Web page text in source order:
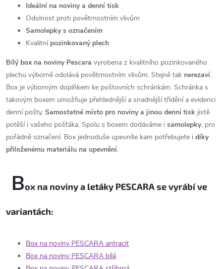
Ideální na noviny a denní tisk
Odolnost proti povětrnostním vlivům
Samolepky s označením
Kvalitní pozinkovaný plech
Bílý box na noviny Pescara vyrobena z kvalitního pozinkovaného
plechu výborně odolává povětrnostním vlivům. Stejně tak nerezaví.
Box je výborným doplňkem ke poštovních schránkám. Schránka s
takovým boxem umožňuje přehlednější a snadnější třídění a evidenci
denní pošty. Samostatné místo pro noviny a jinou denní tisk jistě
potěší i vašeho pošťáka. Spolu s boxem dodáváme i samolepky, pro
pořádně označení. Box jednoduše upevníte kam potřebujete i díky
přiloženému materiálu na upevnění.
Box na noviny a letáky PESCARA se vyrábí ve
variantách:
Box na noviny PESCARA antracit
Box na noviny PESCARA bílá